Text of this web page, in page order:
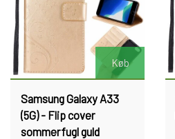
Køb
Samsung Galaxy A33
(5G) - Flip cover
sommerfugl guld